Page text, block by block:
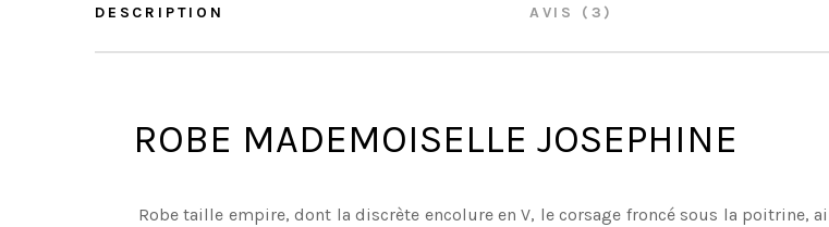
DESCRIPTION AVIS (3)
ROBE MADEMOISELLE JOSEPHINE
Robe taille empire, dont la discrète encolure en V, le corsage froncé sous la